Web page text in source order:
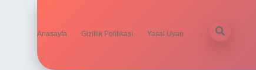
Anasayfa Gizlilik Politikası Yasal Uyarı